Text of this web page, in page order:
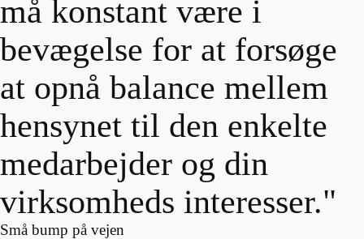
må konstant være i
bevægelse for at forsøge
at opnå balance mellem
hensynet til den enkelte
medarbejder og din
virksomheds interesser."
Små bump på vejen